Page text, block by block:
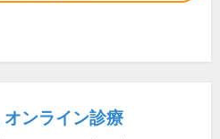
オンライン診療